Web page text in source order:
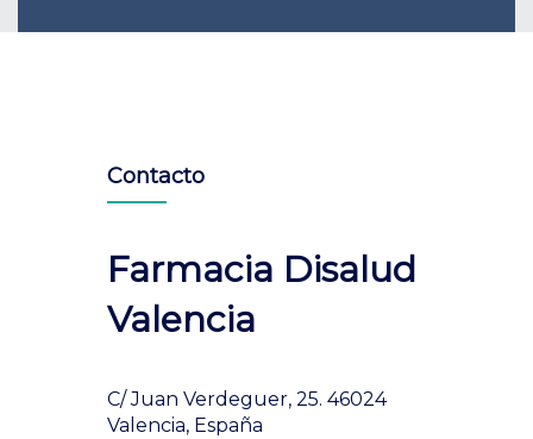
Contacto
Farmacia Disalud
Valencia
C/ Juan Verdeguer, 25. 46024
Valencia, España